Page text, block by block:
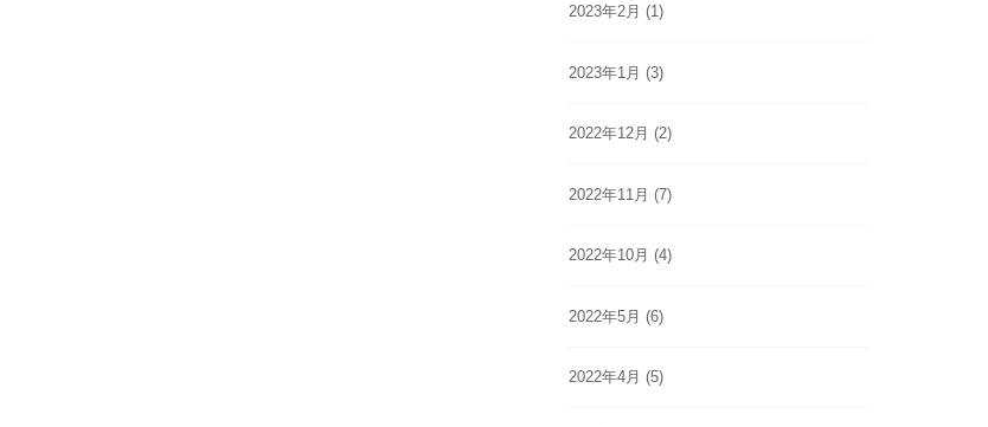
2023年2月 (1)
2023年1月 (3)
2022年12月 (2)
2022年11月 (7)
2022年10月 (4)
2022年5月 (6)
2022年4月 (5)